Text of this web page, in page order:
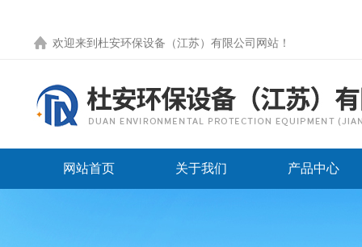
欢迎来到 杜安环保设备（江苏）有限公司网站 ！
网站首页 关于我们 产品中心